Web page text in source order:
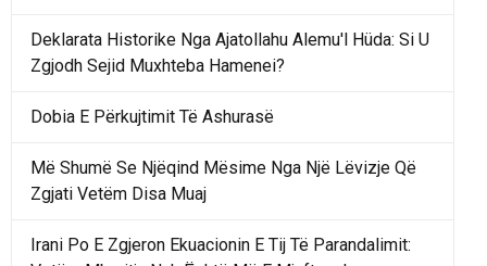
Deklarata Historike Nga Ajatollahu Alemu'l Hüda: Si U
Zgjodh Sejid Muxhteba Hamenei?
Dobia E Përkujtimit Të Ashurasë
Më Shumë Se Njëqind Mësime Nga Një Lëvizje Që
Zgjati Vetëm Disa Muaj
Irani Po E Zgjeron Ekuacionin E Tij Të Parandalimit: